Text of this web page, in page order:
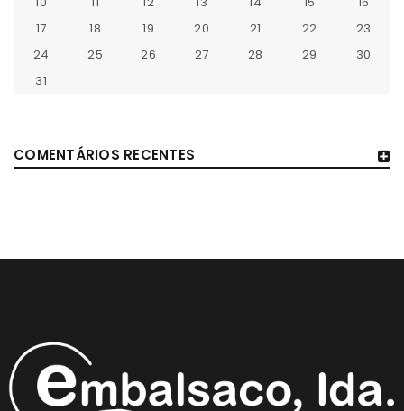
17
18 19 20 21 22
23
24
25 26 27 28 29
30
31
COMENTÁRIOS RECENTES